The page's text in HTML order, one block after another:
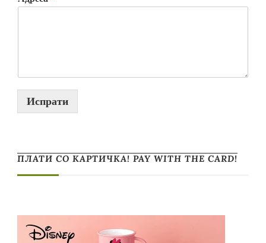
Испрати
ПЛАТИ СО КАРТИЧКА! PAY WITH THE CARD!